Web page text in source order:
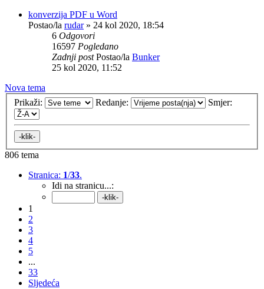
konverzija PDF u Word
Postao/la rudar» 24 kol 2020, 18:54
6 Odgovori
16597 Pogledano
Zadnji postPostao/la Bunker
25 kol 2020, 11:52
Nova tema
Prikaži:
Redanje: Smjer:
806 tema
Stranica: 1/33.
Idi na stranicu...:
1
2
3
4
5
...
33
Sljedeća